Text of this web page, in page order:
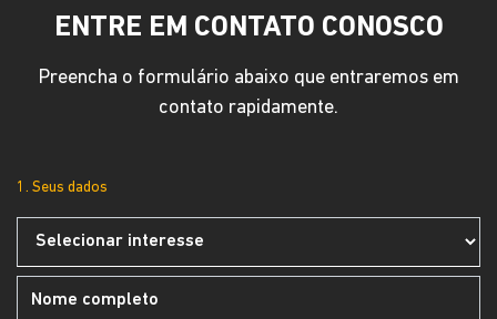
ENTRE EM CONTATO CONOSCO
Preencha o formulário abaixo que entraremos em
contato rapidamente.
1. Seus dados